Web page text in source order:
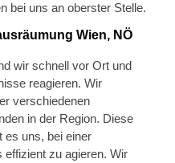
bei uns an oberster Stelle.
Wien, NÖ
wir schnell vor Ort und
reagieren. Wir
verschiedenen
in der Region. Diese
es uns, bei einer
effizient zu agieren. Wir